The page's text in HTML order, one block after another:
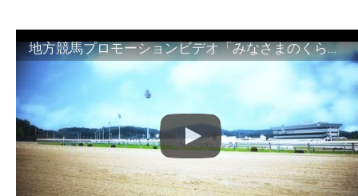
地方競馬プロモーションビデオ「みなさまのくらしのために」30秒篇｜NAR公式